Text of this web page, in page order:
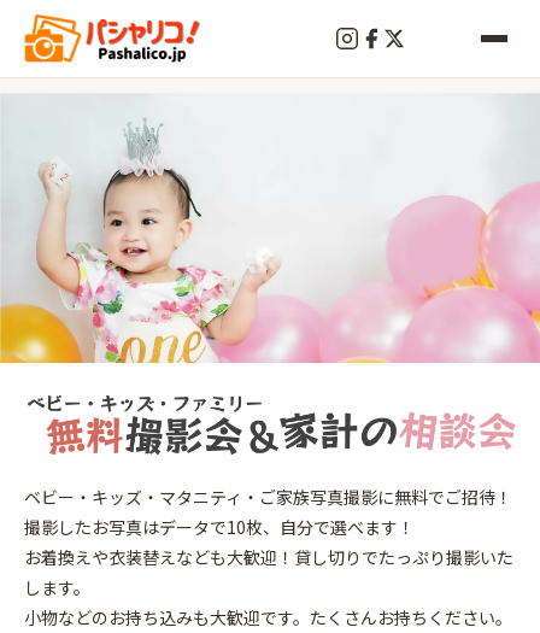
終
了
溝
の
口
ベビー・キッズ・マタニティ・ご家族写真撮影に無料でご招待！
撮影したお写真はデータで10枚、自分で選べます！
お着換えや衣装替えなども大歓迎！貸し切りでたっぷり撮影いた
します。
小物などのお持ち込みも大歓迎です。たくさんお持ちください。